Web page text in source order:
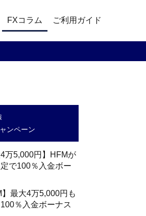
FXコラム ご利用ガイド
ンペーン
4万5,000円】HFMが
で100％入金ボー
】最大4万5,000円も
％入金ボーナス